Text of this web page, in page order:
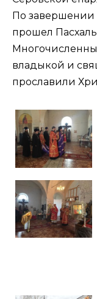
По завершении
прошел
владыкой и
прославили